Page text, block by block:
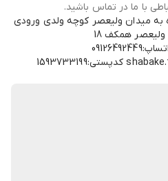
با ما در تماس باشید.
به ميدان وليعصر كوچه ولدي ورودي
D تجاري مرکز کامپیوتر ولیعصر همكف 18
موبایل:09126492449 واتساپ:09126492449